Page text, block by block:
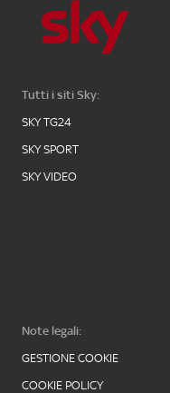
Tutti i siti Sky:
SKY TG24
SKY SPORT
SKY VIDEO
Note legali:
GESTIONE COOKIE
COOKIE POLICY